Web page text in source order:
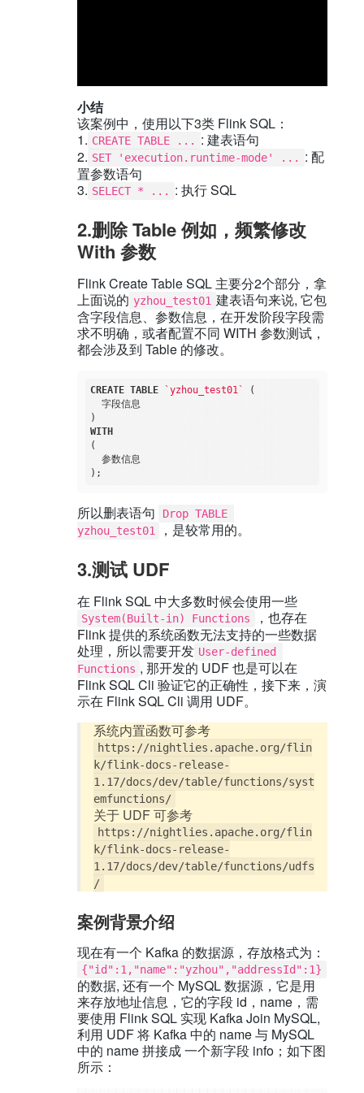
小结
该案例中，使用以下3类 Flink SQL：
1. CREATE TABLE ...
: 建表语句
2. SET 'execution.runtime-mode' ...
: 配
置参数语句
3. SELECT * ... : 执行 SQL
2.删除 Table 例如，频繁修改
With 参数
Flink Create Table SQL 主要分2个部分，拿
上面说的 yzhou_test01 建表语句来说, 它包
含字段信息、参数信息，在开发阶段字段需
求不明确，或者配置不同 WITH 参数测试，
都会涉及到 Table 的修改。
CREATE TABLE `yzhou_test01`
(
  字段信息
WITH
(
  参数信息
所以删表语句
Drop TABLE
yzhou_test01
，是较常用的。
3.测试 UDF
在 Flink SQL 中大多数时候会使用一些
System(Built-in) Functions
，也存在
Flink 提供的系统函数无法支持的一些数据
处理，所以需要开发 User-defined
Functions , 那开发的 UDF 也是可以在
Flink SQL Cli 验证它的正确性，接下来，演
示在 Flink SQL Cli 调用 UDF。
系统内置函数可参考
https://nightlies.apache.org/flin
k/flink-docs-release-
1.17/docs/dev/table/functions/syst
emfunctions/
关于 UDF 可参考
https://nightlies.apache.org/flin
k/flink-docs-release-
1.17/docs/dev/table/functions/udfs
/
案例背景介绍
现在有一个 Kafka 的数据源，存放格式为：
{"id":1,"name":"yzhou","addressId":1}
的数据, 还有一个 MySQL 数据源，它是用
来存放地址信息，它的字段 id，name，需
要使用 Flink SQL 实现 Kafka Join MySQL,
利用 UDF 将 Kafka 中的 name 与 MySQL
中的 name 拼接成 一个新字段 info；如下图
所示：